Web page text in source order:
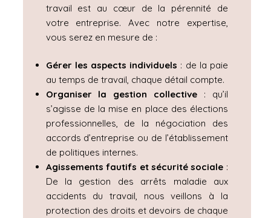
travail est au cœur de la pérennité de
votre entreprise. Avec notre expertise,
vous serez en mesure de :
Gérer les aspects individuels : de la paie
au temps de travail, chaque détail compte.
Organiser la gestion collective : qu’il
s’agisse de la mise en place des élections
professionnelles, de la négociation des
accords d’entreprise ou de l’établissement
de politiques internes.
Agissements fautifs et sécurité sociale :
De la gestion des arrêts maladie aux
accidents du travail, nous veillons à la
protection des droits et devoirs de chaque